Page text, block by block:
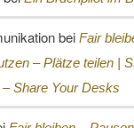
bei Fair
– Plätze teilen |
Share Your Desks